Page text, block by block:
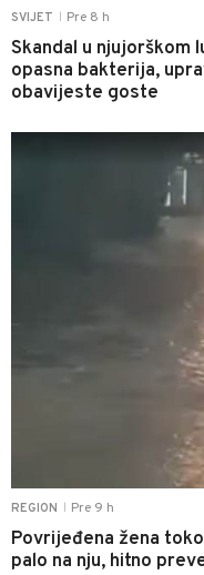
SVIJET Pre 8 h
Skandal u njujorškom
opasna bakterija,
obavijeste goste
REGION Pre 9 h
Povrijeđena žena
palo na nju, hitno